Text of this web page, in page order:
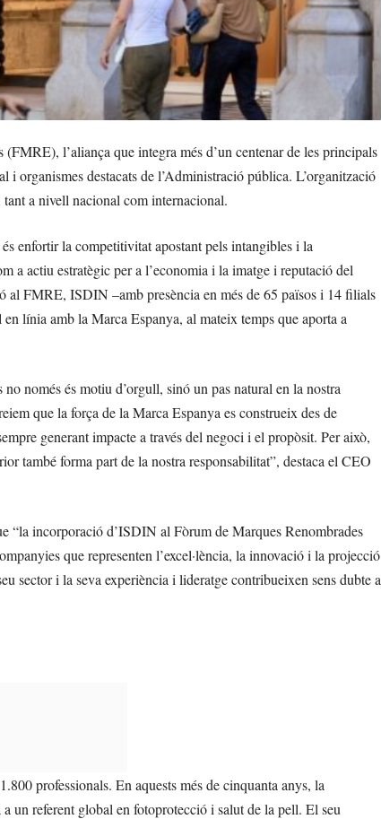
l’aliança que integra més d’un centenar de les principals
organismes destacats de l’Administració pública. L’organització
a nivell nacional com internacional.
enfortir la competitivitat apostant pels intangibles i la
a actiu estratègic per a l’economia i la imatge i reputació del
al FMRE, ISDIN –amb presència en més de 65 països i 14 filials
línia amb la Marca Espanya, al mateix temps que aporta a
només és motiu d’orgull, sinó un pas natural en la nostra
que la força de la Marca Espanya es construeix des de
generant impacte a través del negoci i el propòsit. Per això,
també forma part de la nostra responsabilitat”, destaca el CEO
incorporació d’ISDIN al Fòrum de Marques Renombrades
que representen l’excel·lència, la innovació i la projecció
sector i la seva experiència i lideratge contribueixen sens dubte a
professionals. En aquests més de cinquanta anys, la
un referent global en fotoprotecció i salut de la pell. El seu